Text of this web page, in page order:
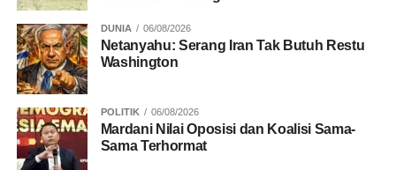
RELATED TOPICS:
BEM UI
TOLAK KENAIKAN HARGA PERTAMAX
UP NEXT
BGN Bantah Keras Isu Dana MBG Mengalir ke
Presiden
DON'T MISS
DPR: Libur Sekolah Jadi Momentum Stop MBG
DUNIA 06/08/2026
Netanyahu: Serang Iran Tak Butuh Restu
Washington
POLITIK 06/08/2026
Mardani Nilai Oposisi dan Koalisi Sama-
Sama Terhormat